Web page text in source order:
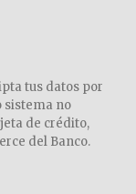
tus datos por
sistema no
de crédito,
del Banco.